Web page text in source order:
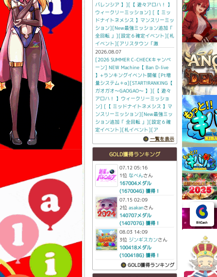
バレンシア 】][【 遊々アロハ！ 】
ウィークリーミッション] [【 ミッ
ドナイトネメシス 】マンスリーミッ
ション][New最強ミッション追加「
全回転 」][設定６確定イベント][札
イベント][アリスタウン「激
2026.08.07
[2026 SUMMER C-CHECKキャンペ
ーン] NEW Machine【 Ban D-live
】+ランキングイベント開催 [Pt増
量システム＋α][START!RANKING【
ガオガオ～GAOGAO～ 】][【 遊々
アロハ！ 】ウィークリーミッショ
ン] [【 ミッドナイトネメシス 】マ
ンスリーミッション][New最強ミッ
ション追加「 全回転 」][設定６確
定イベント][札イベント][ア
一覧を表示
GOLD獲得ランキング
07.12 05:16
1位 なべんさん
167004メダル
(167004G) 獲得！
07.15 02:09
2位 asakanさん
140707メダル
(140707G) 獲得！
08.03 14:09
3位 ジンギスカンさん
100418メダル
(100418G) 獲得！
GOLD獲得ランキング